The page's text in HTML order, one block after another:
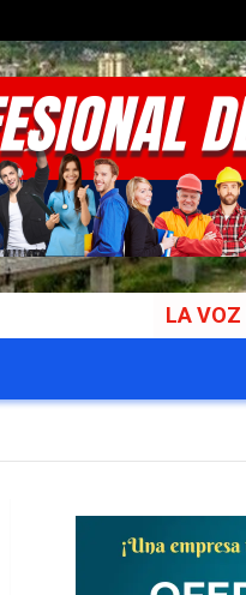
LA VOZ